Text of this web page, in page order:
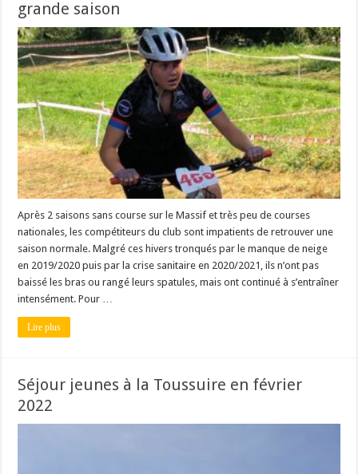
grande saison
Après 2 saisons sans course sur le Massif et très peu de courses
nationales, les compétiteurs du club sont impatients de retrouver une
saison normale. Malgré ces hivers tronqués par le manque de neige
en 2019/2020 puis par la crise sanitaire en 2020/2021, ils n’ont pas
baissé les bras ou rangé leurs spatules, mais ont continué à s’entraîner
intensément. Pour …
Lire plus
Séjour jeunes à la Toussuire en février
2022